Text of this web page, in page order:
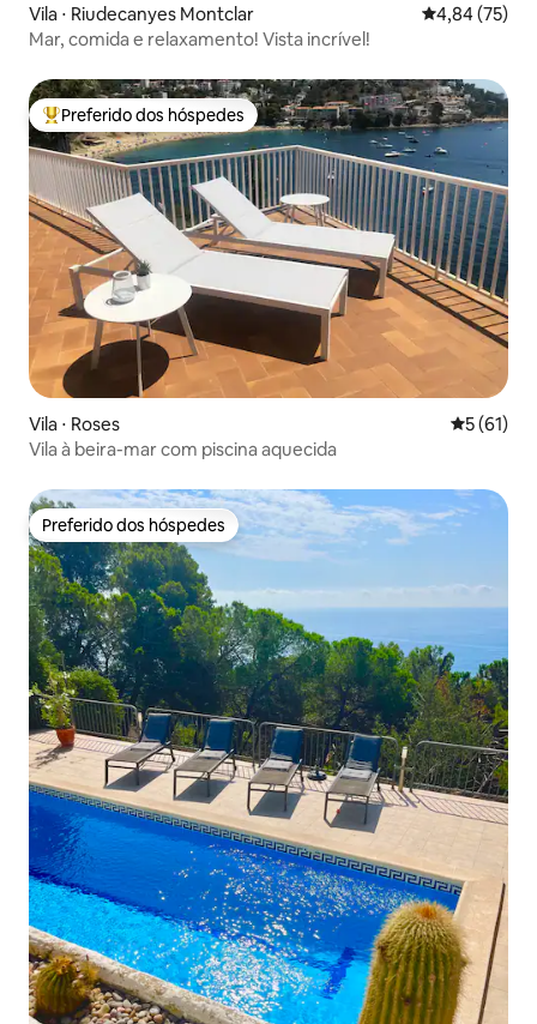
Vila ⋅ Riudecanyes Montclar 4,84 de uma
4,84 (75)
Mar, comida e relaxamento! Vista incrível!
Entre os melhores preferidos dos hóspedes
Preferido dos hóspedes
Vila ⋅ Roses 5 de uma
5 (61)
Vila à beira-mar com piscina aquecida
Preferido dos hóspedes
Preferido dos hóspedes